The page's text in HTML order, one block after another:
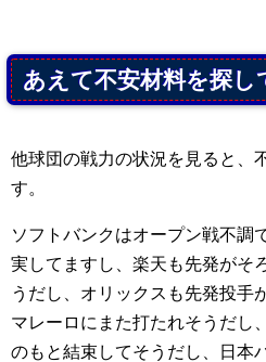
あえて不安材料を探し
他球団の戦力の状況を見ると、
す。
ソフトバンクはオープン戦不調
実してますし、楽天も先発がそ
うだし、オリックスも先発投手
マレーロにまた打たれそうだし
のもと結束してそうだし、日本